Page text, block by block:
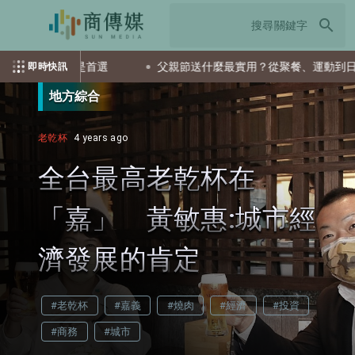
search
即時快訊
會是首選 父親節送什麼最實用？從聚餐、運動到日常營養 4
地方綜合
老乾杯 4 years ago
全台最高老乾杯在
「嘉」 黃敏惠:城市經
濟發展的肯定
#老乾杯 #嘉義 #燒肉 #經濟 #投資
#商務 #城市